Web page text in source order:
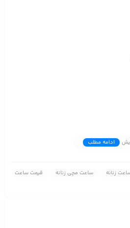
ادامه مطلب
زنانه ساعت مچی زنانه
قیمت ساعت